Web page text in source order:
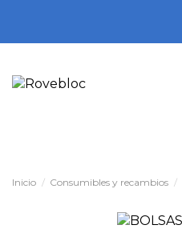
Inicio Consumibles y recambios